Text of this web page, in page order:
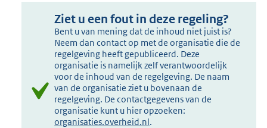
Ziet u een fout in deze regeling?
Bent u van mening dat de inhoud niet juist is?
Neem dan contact op met de organisatie die de
regelgeving heeft gepubliceerd. Deze
organisatie is namelijk zelf verantwoordelijk
voor de inhoud van de regelgeving. De naam
van de organisatie ziet u bovenaan de
regelgeving. De contactgegevens van de
organisatie kunt u hier opzoeken:
organisaties.overheid.nl.